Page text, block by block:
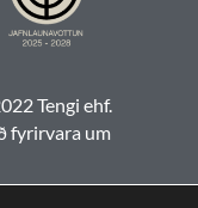
Tengi ehf.
fyrirvara um